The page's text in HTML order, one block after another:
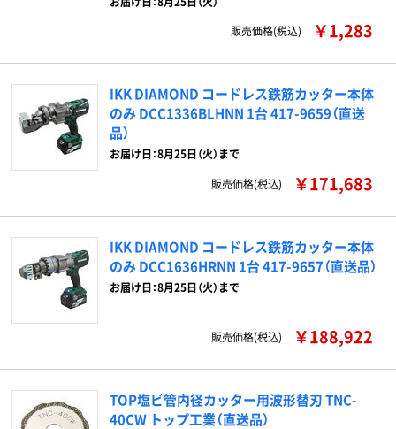
販売価格(税込)
￥1,283
IKK DIAMOND コードレス鉄筋カッター本体
のみ DCC1336BLHNN 1台 417-9659（直送
品）
お届け日：8月25日（火）まで
販売価格(税込)
￥171,683
IKK DIAMOND コードレス鉄筋カッター本体
のみ DCC1636HRNN 1台 417-9657（直送品）
お届け日：8月25日（火）まで
販売価格(税込) ￥188,922
TOP塩ビ管内径カッター用波形替刃 TNC-
40CW トップ工業（直送品）